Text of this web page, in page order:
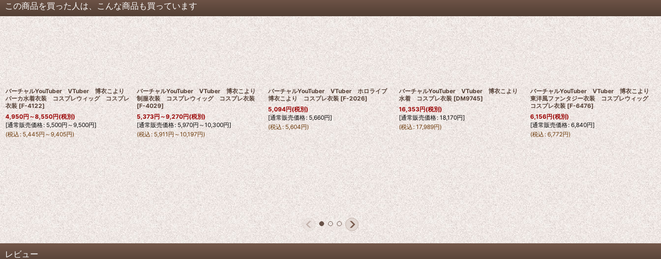
この商品を買った人は、こんな商品も買っています
バーチャルYouTuber VTuber 博衣こより
パーカ水着衣装 コスプレウィッグ コスプレ
衣装 [F-4122]
4,950円～8,550円(税別)
[通常販売価格: 5,500円～9,500円]
(税込: 5,445円～9,405円)
バーチャルYouTuber VTuber 博衣こより
制服衣装 コスプレウィッグ コスプレ衣装
[F-4029]
5,373円～9,270円(税別)
[通常販売価格: 5,970円～10,300円]
(税込: 5,911円～10,197円)
バーチャルYouTuber VTuber ホロライブ
博衣こより コスプレ衣装 [F-2026]
5,094円(税別)
[通常販売価格: 5,660円]
(税込: 5,604円)
バーチャルYouTuber VTuber 博衣こより
水着 コスプレ衣装 [DM9745]
16,353円(税別)
[通常販売価格: 18,170円]
(税込: 17,989円)
バーチャルYouTuber VTuber 博衣こより
東洋風ファンタジー衣装 コスプレウィッグ
コスプレ衣装 [F-6476]
6,156円(税別)
[通常販売価格: 6,840円]
(税込: 6,772円)
レビュー